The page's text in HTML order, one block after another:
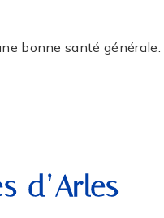
bonne santé générale.
d’Arles